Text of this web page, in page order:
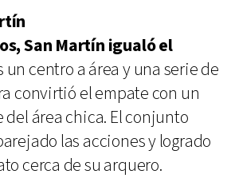
San Martín igualó el
un centro a área y una serie de
convirtió el empate con un
del área chica. El conjunto
las acciones y logrado
cerca de su arquero.